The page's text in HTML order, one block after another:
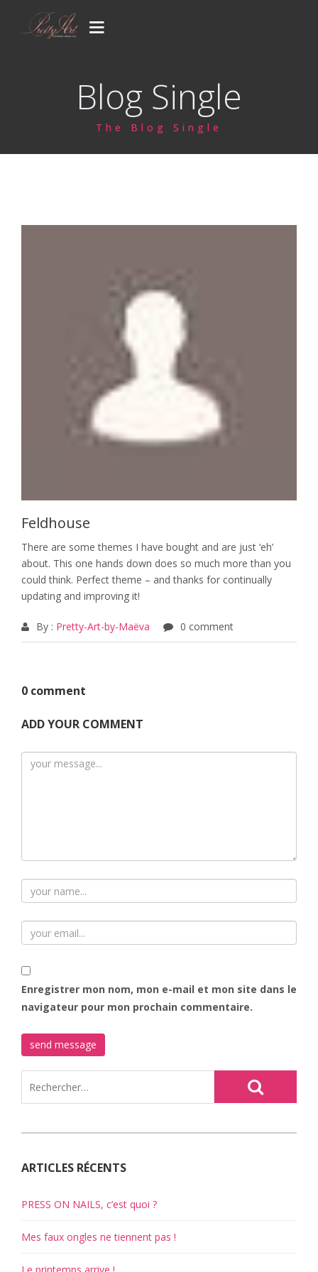
Blog Single
The Blog Single
Feldhouse
There are some themes I have bought and are just ‘eh’
about. This one hands down does so much more than you
could think. Perfect theme – and thanks for continually
updating and improving it!
By : Pretty-Art-by-Maëva 0 comment
0 comment
ADD YOUR COMMENT
Enregistrer mon nom, mon e-mail et mon site dans le
navigateur pour mon prochain commentaire.
ARTICLES RÉCENTS
PRESS ON NAILS, c’est quoi ?
Mes faux ongles ne tiennent pas !